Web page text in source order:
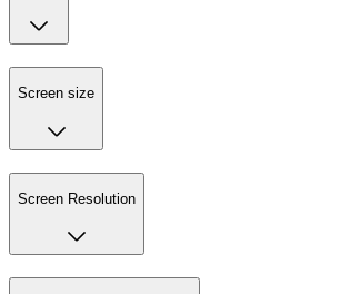
Screen size
Screen Resolution